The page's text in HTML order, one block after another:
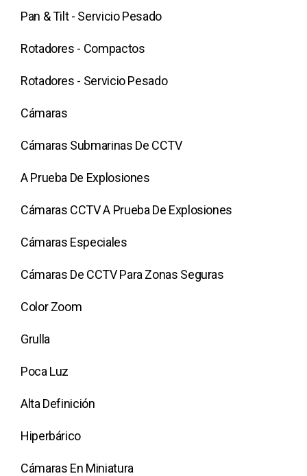
Pan & Tilt - Servicio Pesado
Rotadores - Compactos
Rotadores - Servicio Pesado
Cámaras
Cámaras Submarinas De CCTV
A Prueba De Explosiones
Cámaras CCTV A Prueba De Explosiones
Cámaras Especiales
Cámaras De CCTV Para Zonas Seguras
Color Zoom
Grulla
Poca Luz
Alta Definición
Hiperbárico
Cámaras En Miniatura